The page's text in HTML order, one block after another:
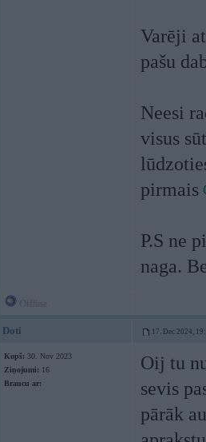
Varēji
pašu
Neesi
visus
pirmais
P.S ne
naga.
Doti 17. Dec 2024,
Kopš: 30. Nov 2023
Ziņojumi: 16
Braucu ar:
Oij tu
sevis
pārāk